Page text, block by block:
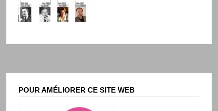
POUR AMÉLIORER CE SITE WEB